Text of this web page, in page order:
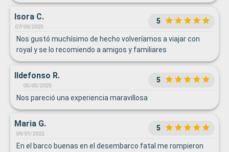
Isora C.
07/06/2025
5
Nos gustó muchísimo de hecho volveríamos a viajar con
royal y se lo recomiendo a amigos y familiares
Ildefonso R.
05/05/2025
5
Nos pareció una experiencia maravillosa
Maria G.
09/01/2025
5
En el barco buenas en el desembarco fatal me rompieron